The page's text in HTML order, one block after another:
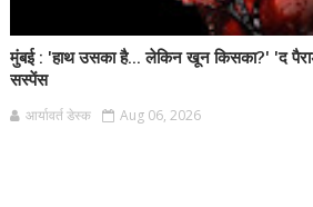
मुंबई : 'हाथ उसका है... लेकिन खून किसका?' 'द
सस्पेंस
आर्यावर्त डेस्क Aug 06, 2026